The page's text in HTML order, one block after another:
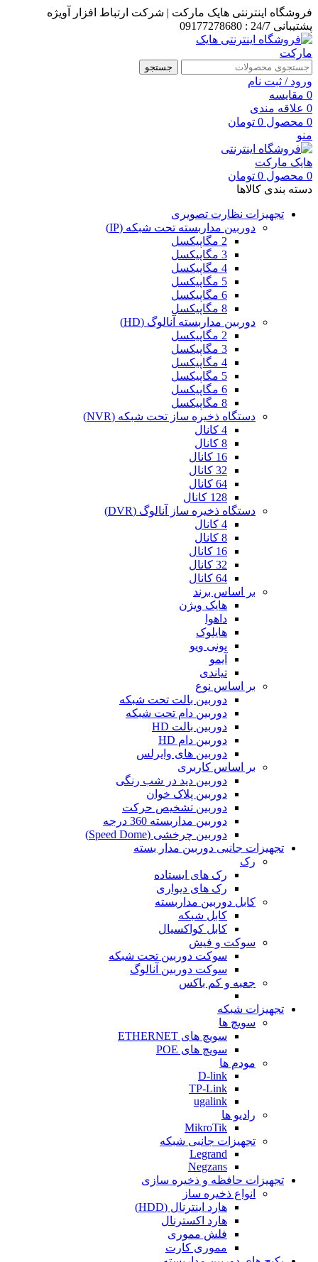
فروشگاه اینترنتی هایک مارکت | شرکت ارتباط افزار آویژه​
پشتیبانی 24/7 : 09177278680
جستجو
ورود / ثبت نام
0 مقایسه
0 علاقه مندی
0 محصول 0 تومان
منو
0 محصول 0 تومان
دسته بندی کالاها
تجهیزات نظارت تصویری
دوربین مداربسته تحت شبکه (IP)
2 مگاپیکسل
3 مگاپیکسل
4 مگاپیکسل
5 مگاپیکسل
6 مگاپیکسل
8 مگاپیکسل
دوربین مداربسته آنالوگ (HD)
2 مگاپیکسل
3 مگاپیکسل
4 مگاپیکسل
5 مگاپیکسل
6 مگاپیکسل
8 مگاپیکسل
دستگاه ذخیره ساز تحت شبکه (NVR)
4 کانال
8 کانال
16 کانال
32 کانال
64 کانال
128 کانال
دستگاه ذخیره ساز آنالوگ (DVR)
4 کانال
8 کانال
16 کانال
32 کانال
64 کانال
بر اساس برند
هایک ویژن
داهوا
هایلوک
یونی ویو
آیمو
تیاندی
بر اساس نوع
دوربین بالت تحت شبکه
دوربین دام تحت شبکه
دوربین بالت HD
دوربین دام HD
دوربین های وایرلس
بر اساس کاربری
دوربین دید در شب رنگی
دوربین پلاک خوان
دوربین تشخیص حرکت
دوربین مداربسته 360 درجه
دوربین چرخشی (Speed Dome)
تجهیزات جانبی دوربین مدار بسته
رک
رک های ایستاده
رک های دیواری
کابل دوربین مداربسته
کابل شبکه
کابل کواکسیال
سوکت و فیش
سوکت دوربین تحت شبکه
سوکت دوربین آنالوگ
جعبه و کم باکس
تجهیزات شبکه
سویچ ها
سویچ های ETHERNET
سویچ های POE
مودم ها
D-link
TP-Link
ugalink
رادیو ها
MikroTik
تجهیزات جانبی شبکه
Legrand
Negzans
تجهیزات حافظه و ذخیره سازی
انواع ذخیره ساز
هارد اینترنال (HDD)
هارد اکسترنال
فلش مموری
مموری کارت